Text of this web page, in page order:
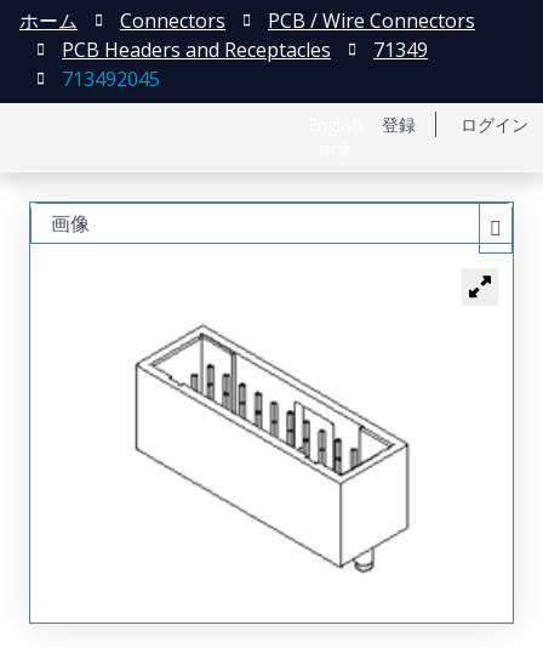
登録 ログイン
ホーム Connectors
PCB / Wire Connectors
PCB Headers and Receptacles
71349
713492045
画像